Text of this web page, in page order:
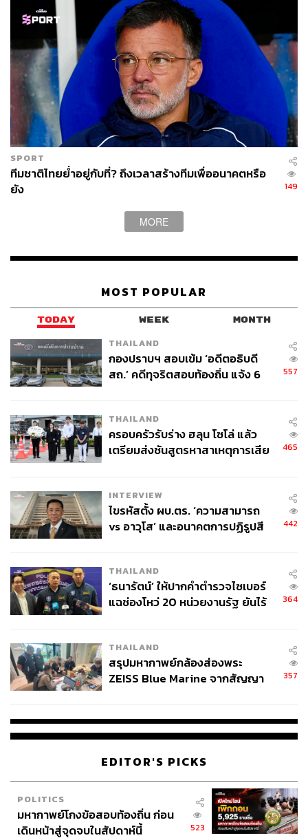
SPORT
ทีมชาติไทยย่ำอยู่กับที่? ถึงเวลาสร้างทีมเพื่ออนาคตหรือ
ยัง
149
MORE
MOST POPULAR
TODAY WEEK MONTH
THAILAND
กองปราบฯ สอบเข้ม ‘อดีตอธิบดี
สถ.’ คดีทุจริตสอบท้องถิ่น แจ้ง 6
557
THAILAND
ครอบครัวรับร่าง ฮลุน โซโล่ แล้ว
เตรียมส่งชันสูตรหาสาเหตุการเสีย
465
INTERVIEW
ไขรหัสตั้ง ผบ.ตร. ‘ความสามารถ
vs อาวุโส’ และอนาคตการปฏิรูปสี
442
THAILAND
‘ธนารัตน์’ ให้ปากคำตำรวจไซเบอร์
แฉช่องโหว่ 20 หน่วยงานรัฐ ยันไร้
364
THAILAND
สรุปมหากาพย์กล้องส่องพระ
ZEISS Blue Marine จากสัญญา
จ่ายหนี้-แอบระบุแบรนด์
357
EDITOR'S PICKS
POLITICS
มหากาพย์โกงข้อสอบท้องถิ่น ก่อน
เดินหน้าสู่จุดจบในสัปดาห์นี้
523